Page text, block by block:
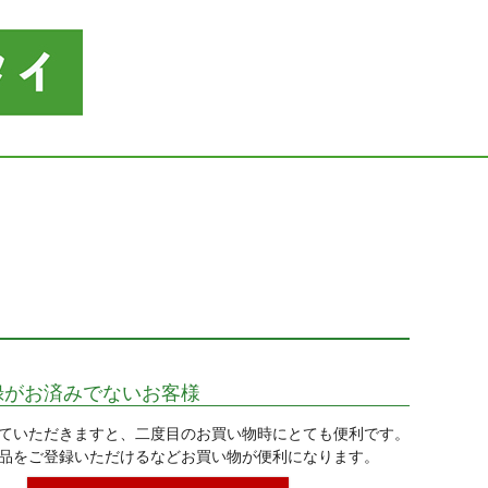
お済みでないお客様
いただきますと、二度目のお買い物時にとても便利です。
をご登録いただけるなどお買い物が便利になります。